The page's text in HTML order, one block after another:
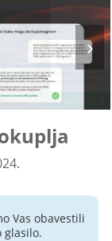
Vas obavestili
glasilo.